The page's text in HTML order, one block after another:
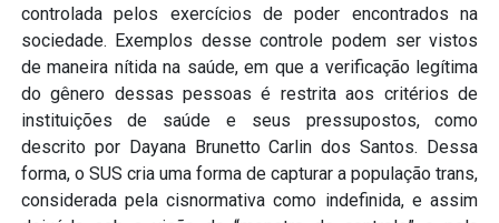
controlada pelos exercícios de poder encontrados na
sociedade. Exemplos desse controle podem ser vistos
de maneira nítida na saúde, em que a verificação legítima
do gênero dessas pessoas é restrita aos critérios de
instituições de saúde e seus pressupostos, como
descrito por Dayana Brunetto Carlin dos Santos. Dessa
forma, o SUS cria uma forma de capturar a população trans,
considerada pela cisnormativa como indefinida, e assim